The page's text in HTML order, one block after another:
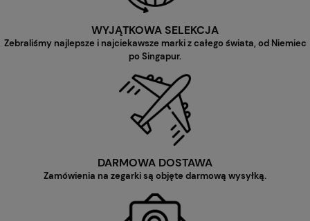
WYJĄTKOWA SELEKCJA
Zebraliśmy najlepsze i najciekawsze marki z całego świata, od Niemiec
po Singapur.
DARMOWA DOSTAWA
Zamówienia na zegarki są objęte darmową wysyłką.